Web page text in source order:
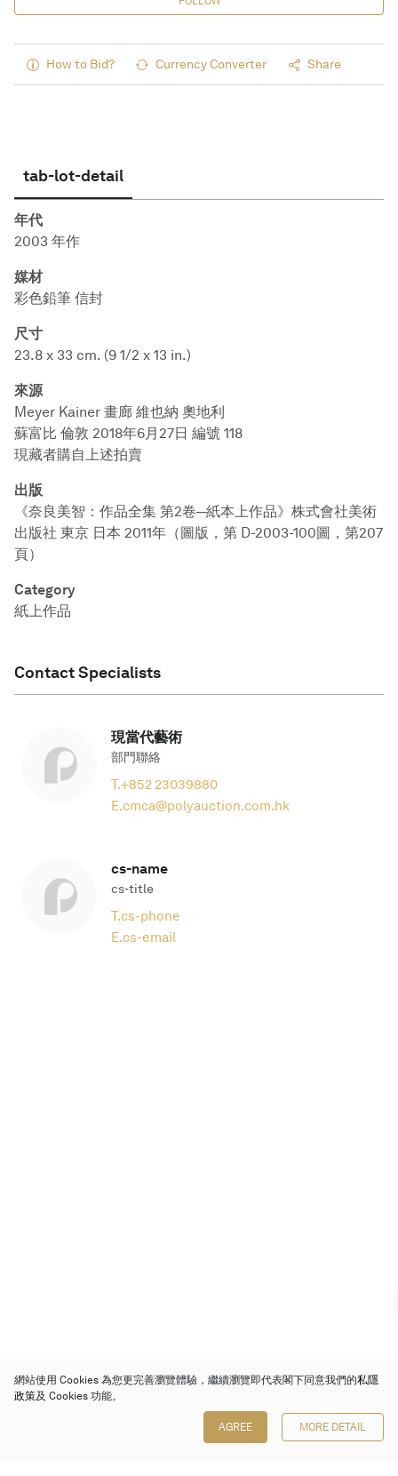
How to Bid? Currency Converter Share
tab-lot-detail
年代
2003 年作
媒材
彩色鉛筆 信封
尺寸
23.8 x 33 cm. (9 1/2 x 13 in.)
來源
Meyer Kainer 畫廊 維也納 奧地利
蘇富比 倫敦 2018年6月27日 編號 118
現藏者購自上述拍賣
出版
《奈良美智：作品全集 第2卷─紙本上作品》株式會社美術
出版社 東京 日本 2011年（圖版，第 D-2003-100圖，第207
頁）
Category
紙上作品
Contact Specialists
現當代藝術
部門聯絡
T.+852 23039880
E.cmca@polyauction.com.hk
cs-name
cs-title
T.cs-phone
E.cs-email
網站使用 Cookies 為您更完善瀏覽體驗，繼續瀏覽即代表閣下同意我們的私隱
政策及 Cookies 功能。
AGREE MORE DETAIL